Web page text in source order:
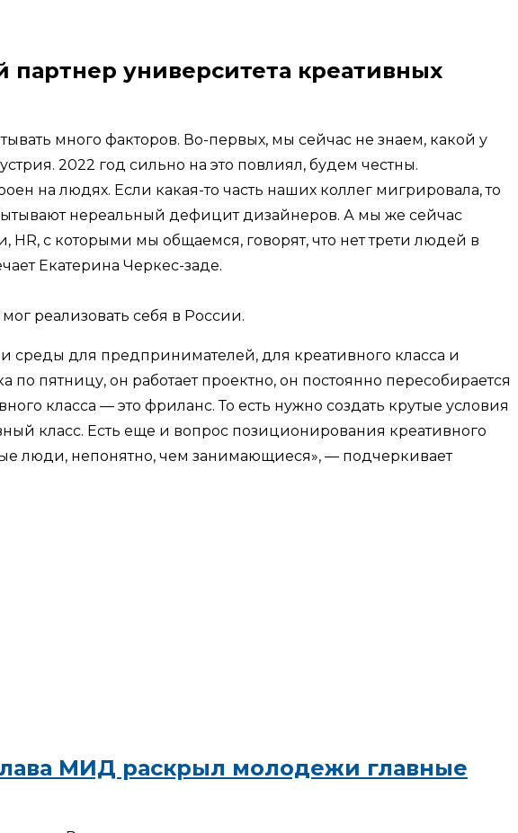
университета креативных
много факторов. Во-первых, мы сейчас не знаем, какой у
2022 год сильно на это повлиял, будем честны.
на людях. Если какая-то часть наших коллег мигрировала, то
нереальный дефицит дизайнеров. А мы же сейчас
с которыми мы общаемся, говорят, что нет трети людей в
Екатерина Черкес-заде.
реализовать себя в России.
среды для предпринимателей, для креативного класса и
пятницу, он работает проектно, он постоянно пересобирается
класса — это фриланс. То есть нужно создать крутые условия
класс. Есть еще и вопрос позиционирования креативного
люди, непонятно, чем занимающиеся», — подчеркивает
МИД раскрыл молодежи главные